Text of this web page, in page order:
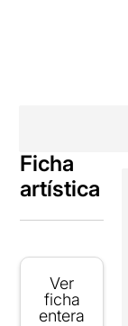
Ficha
artística
Ver
ficha
entera